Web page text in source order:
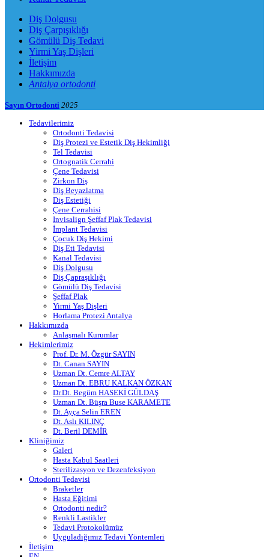
Diş Dolgusu
Diş Çarpışıklığı
Gömülü Diş Tedavi
Yirmi Yaş Dişleri
İletişim
Hakkımızda
Antalya ortodonti
Sayın Ortodonti 2025
Tedavilerimiz
Ortodonti Tedavisi
Diş Protezi ve Estetik Diş Hekimliği
Tel Tedavisi
Ortognatik Cerrahi
Çene Tedavisi
Zirkon Diş
Diş Beyazlatma
Diş Estetiği
Çene Cerrahisi
Invisalign Şeffaf Plak Tedavisi
İmplant Tedavisi
Çocuk Diş Hekimi
Diş Eti Tedavisi
Kanal Tedavisi
Diş Dolgusu
Diş Çapraşıklığı
Gömülü Diş Tedavisi
Şeffaf Plak
Yirmi Yaş Dişleri
Horlama Protezi Antalya
Hakkımızda
Anlaşmalı Kurumlar
Hekimlerimiz
Prof. Dr. M. Özgür SAYIN
Dt. Canan SAYIN
Uzman Dt. Cemre ALTAY
Uzman Dt. EBRU KALKAN ÖZKAN
Dr.Dt. Begüm HASEKİ GÜLDAŞ
Uzman Dt. Büşra Buse KARAMETE
Dt. Ayça Selin EREN
Dt. Aslı KILINÇ
Dt. Beril DEMİR
Kliniğimiz
Galeri
Hasta Kabul Saatleri
Sterilizasyon ve Dezenfeksiyon
Ortodonti Tedavisi
Braketler
Hasta Eğitimi
Ortodonti nedir?
Renkli Lastikler
Tedavi Protokolümüz
Uyguladığımız Tedavi Yöntemleri
İletişim